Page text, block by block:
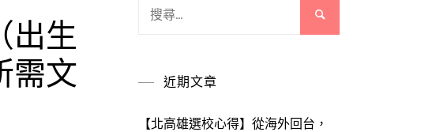
出生
需文
近期文章
【北高雄選校心得】從海外回台，